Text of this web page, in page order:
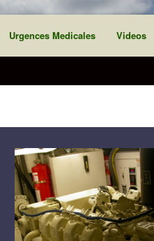
Urgences Medicales Videos